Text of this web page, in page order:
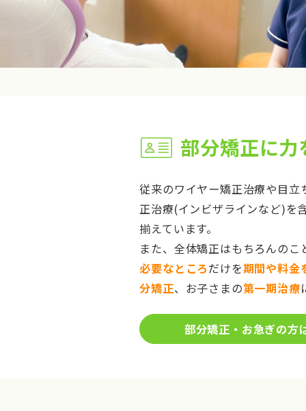
部分矯正に
従来のワイヤー矯正治療や目立
正治療(インビザラインなど)を
揃えています。
また、全体矯正はもちろんのこ
必要なところだけを期間や料金
分矯正、お子さまの第一期治療
部分矯正・お急ぎの方